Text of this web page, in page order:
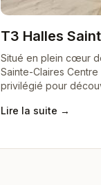
T3 Halles
Situé en plein cœur
Sainte-Claires
privilégié pour
Lire la suite →